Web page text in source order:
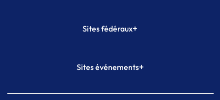
Sites fédéraux+
Plateforme Formation
Sites événements+
Meeting de Paris indoor